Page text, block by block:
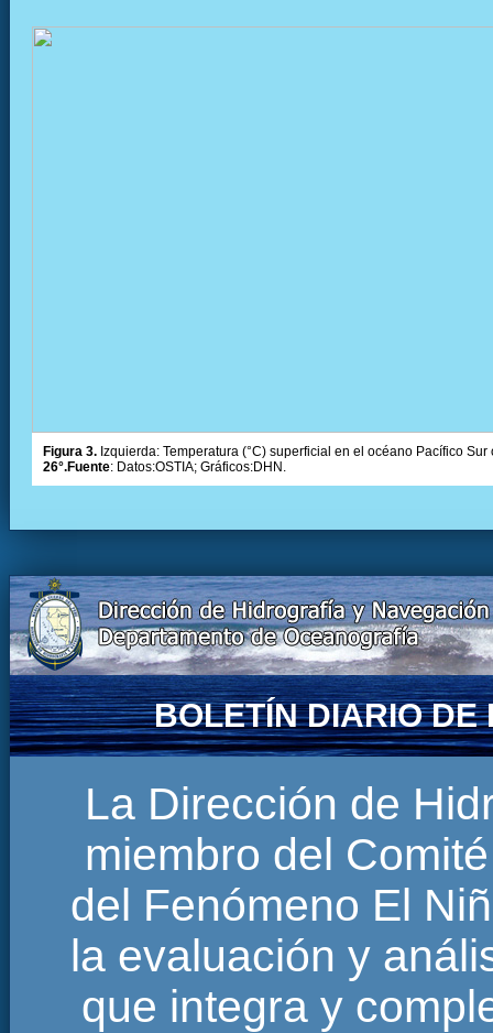
Figura 3. Izquierda: Temperatura (°C) superficial en el océano Pacífico
26°.Fuente: Datos:OSTIA; Gráficos:DHN.
BOLETÍN DIARIO DE
La Dirección de
miembro del
del Fenómeno El
la evaluación y
que integra y